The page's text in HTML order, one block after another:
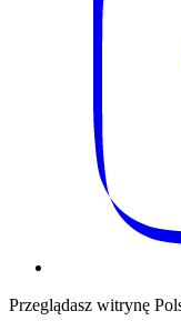
Przeglądasz witrynę